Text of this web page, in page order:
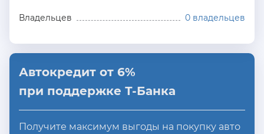
Владельцев 0 владельцев
Автокредит от 6%
при поддержке Т-Банка
Получите максимум выгоды на покупку авто